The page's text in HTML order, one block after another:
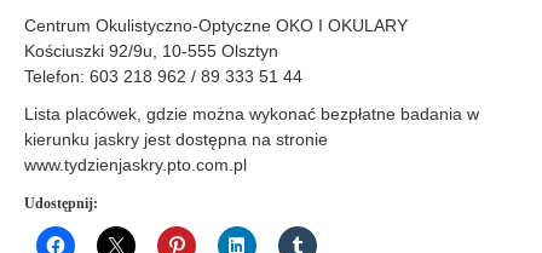
Centrum Okulistyczno-Optyczne OKO I OKULARY
Kościuszki 92/9u, 10-555 Olsztyn
Telefon: 603 218 962 / 89 333 51 44
Lista placówek, gdzie można wykonać bezpłatne badania w
kierunku jaskry jest dostępna na stronie
www.tydzienjaskry.pto.com.pl
Udostępnij: